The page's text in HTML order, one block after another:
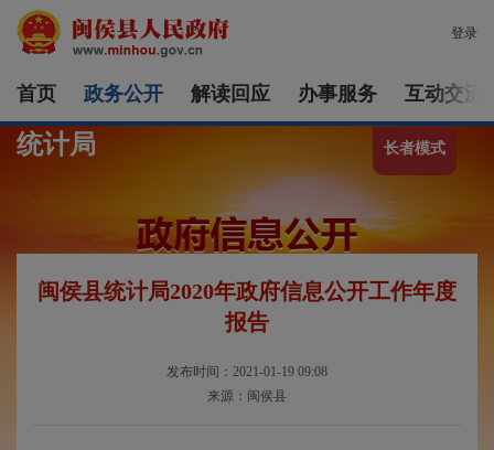
登录
首页 政务公开 解读回应 办事服务 互动交流
长者模式
统计局
闽侯县统计局2020年政府信息公开工作年度
报告
发布时间：2021-01-19 09:08
来源：闽侯县